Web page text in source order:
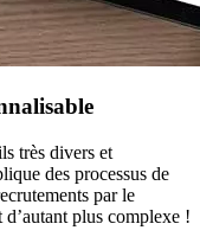
très divers et
des processus de
par le
d’autant plus complexe !